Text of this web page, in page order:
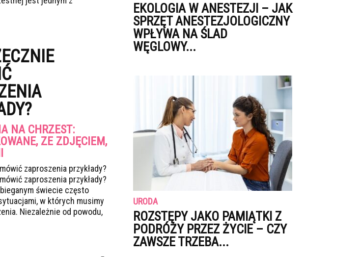
NA CHRZEST:
ZE ZDJĘCIEM,
zaproszenia przykłady?
zaproszenia przykłady?
świecie często
w których musimy
Niezależnie od powodu,
EKOLOGIA W ANESTEZJI – JAK
SPRZĘT ANESTEZJOLOGICZNY
WPŁYWA NA ŚLAD
WĘGLOWY...
URODA
ROZSTĘPY JAKO PAMIĄTKI Z
PODRÓŻY PRZEZ ŻYCIE – CZY
ZAWSZE TRZEBA...